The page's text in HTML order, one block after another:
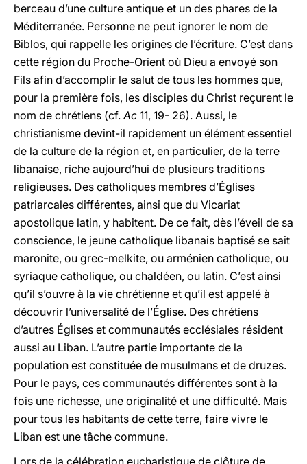
berceau d’une culture antique et un des phares de la
Méditerranée. Personne ne peut ignorer le nom de
Biblos, qui rappelle les origines de l’écriture. C’est dans
cette région du Proche-Orient où Dieu a envoyé son
Fils afin d’accomplir le salut de tous les hommes que,
pour la première fois, les disciples du Christ reçurent le
nom de chrétiens (cf.Ac 11, 19- 26). Aussi, le
christianisme devint-il rapidement un élément essentiel
de la culture de la région et, en particulier, de la terre
libanaise, riche aujourd’hui de plusieurs traditions
religieuses. Des catholiques membres d’Églises
patriarcales différentes, ainsi que du Vicariat
apostolique latin, y habitent. De ce fait, dès l’éveil de sa
conscience, le jeune catholique libanais baptisé se sait
maronite, ou grec-melkite, ou arménien catholique, ou
syriaque catholique, ou chaldéen, ou latin. C’est ainsi
qu’il s’ouvre à la vie chrétienne et qu’il est appelé à
découvrir l’universalité de l’Église. Des chrétiens
d’autres Églises et communautés ecclésiales résident
aussi au Liban. L’autre partie importante de la
population est constituée de musulmans et de druzes.
Pour le pays, ces communautés différentes sont à la
fois une richesse, une originalité et une difficulté. Mais
pour tous les habitants de cette terre, faire vivre le
Liban est une tâche commune.
Lors de la célébration eucharistique de clôture de